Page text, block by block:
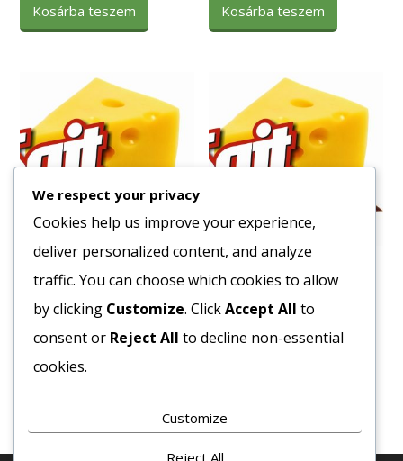
Kosárba teszem Kosárba teszem
Tej 1,5% UHT 1L
415Ft
Bruttó egység ár:ft/lit.
Sajt Cheddar MLK
4247Ft
Bruttó egység ár:ft/kg.
We respect your privacy
Cookies help us improve your experience,
deliver personalized content, and analyze
traffic. You can choose which cookies to allow
by clicking Customize. ClickAccept All to
consent or Reject All to decline non-essential
cookies.
Customize
Reject All